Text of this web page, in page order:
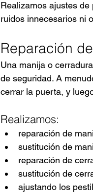
Realizamos ajustes
ruidos innecesarios ni
Reparación
Una manija o
de seguridad. A
cerrar la puerta, y
Realizamos:
reparación de
sustitución de
reparación de
sustitución de
ajustando los